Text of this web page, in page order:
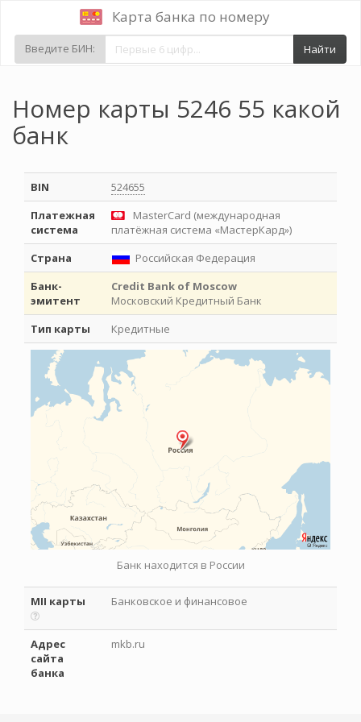
Карта банка по номеру
Введите БИН: Найти
Номер карты 5246 55 какой
банк
BIN
524655
Платежная
система
MasterCard (международная
платёжная система «МастерКард»)
Страна
Российская Федерация
Банк-
эмитент
Credit Bank of Moscow
Московский Кредитный Банк
Тип карты
Кредитные
Банк находится в России
MII карты Банковское и финансовое
Адрес
сайта
банка
mkb.ru